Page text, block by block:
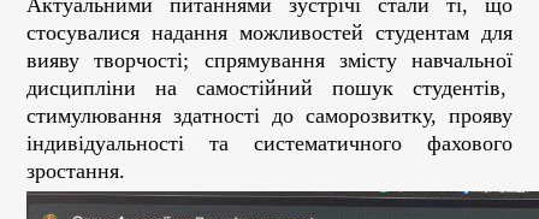
Актуальними питаннями зустрічі стали ті, що
стосувалися надання можливостей студентам для
вияву творчості; спрямування змісту навчальної
дисципліни на самостійний пошук студентів,
стимулювання здатності до саморозвитку, прояву
індивідуальності та систематичного фахового
зростання.